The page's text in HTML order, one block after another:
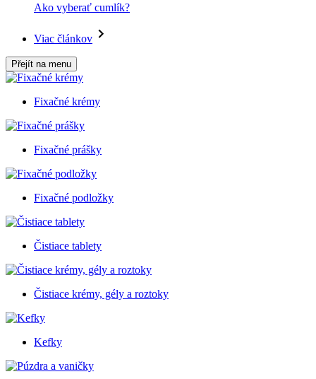
Ako vyberať cumlík?
Viac článkov
Přejít na menu
Fixačné krémy
Fixačné prášky
Fixačné podložky
Čistiace tablety
Čistiace krémy, gély a roztoky
Kefky